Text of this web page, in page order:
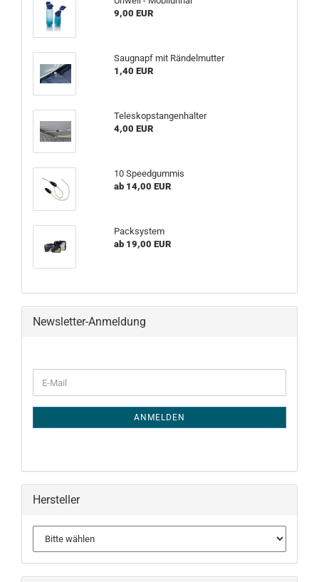
9,00 EUR
Saugnapf mit Rändelmutter
1,40 EUR
Teleskopstangenhalter
4,00 EUR
10 Speedgummis
ab 14,00 EUR
Packsystem
ab 19,00 EUR
Newsletter-Anmeldung
ZUR
E-
Mail
ANMELDEN
Hersteller